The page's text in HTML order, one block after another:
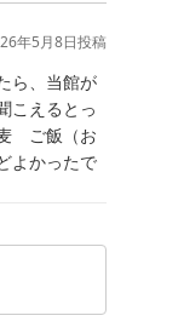
年5月8日投稿
ら、当館が
こえるとっ
　ご飯（お
よかったで